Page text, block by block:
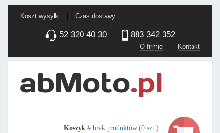
Koszt wysyłki Czas dostawy
52 320 40 30 883 342 352
O firmie | Kontakt
Koszyk # brak produktów (0 szt.)